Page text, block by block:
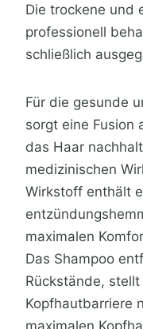
Die trockene und
professionell
schließlich
Für die gesunde
sorgt eine Fusion
das Haar
medizinischen
Wirkstoff enthält
maximalen
Das Shampoo
Rückstände,
Kopfhautbarriere
maximalen